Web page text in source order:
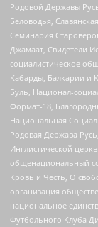
Родовой Державы
Беловодья,
Семинария
Джамаат, Свидетели
социалистическое
Кабарды, Балкарии и
Буль, Национал-
Формат-18,
Национальная
Родовая Держава
Инглистической
общенациональный
Кровь и Честь, О
организация
национальное
Футбольного Клуба